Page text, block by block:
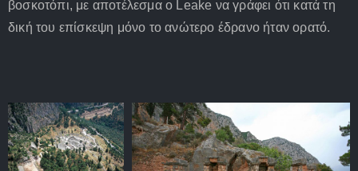
βοσκοτόπι, με αποτέλεσμα ο Leake να γράφει ότι κατά τη
δική του επίσκεψη μόνο το ανώτερο έδρανο ήταν ορατό.